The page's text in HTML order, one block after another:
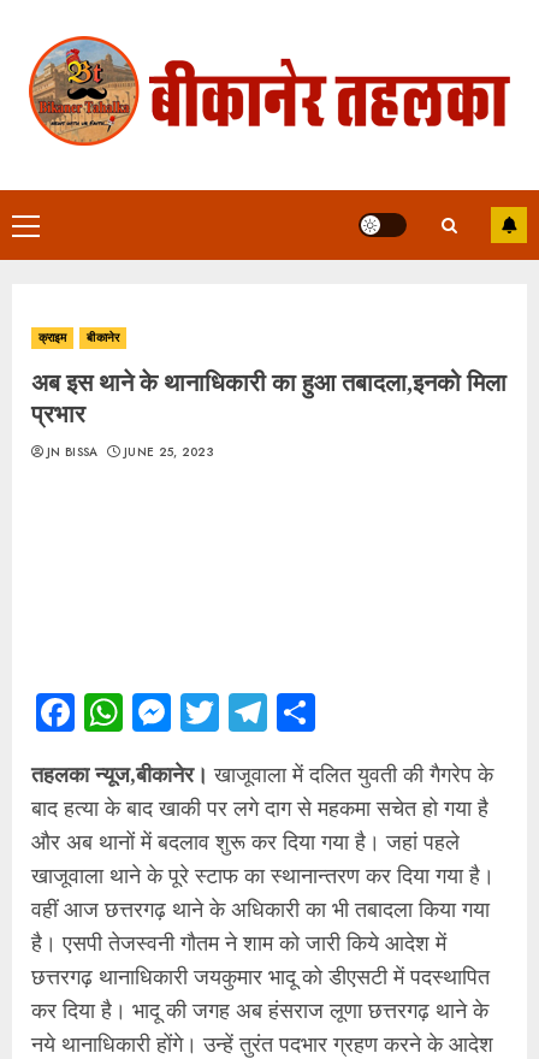
content
Primary
Menu
क्राइम बीकानेर
अब इस थाने के थानाधिकारी का हुआ तबादला,इनको मिला
प्रभार
JN BISSA JUNE 25, 2023
Facebook
WhatsApp
Messenger
TwitterTelegram
तहलका न्यूज,बीकानेर। खाजूवाला में दलित युवती की गैगरेप के
बाद हत्या के बाद खाकी पर लगे दाग से महकमा सचेत हो गया है
और अब थानों में बदलाव शुरू कर दिया गया है। जहां पहले
खाजूवाला थाने के पूरे स्टाफ का स्थानान्तरण कर दिया गया है।
वहीं आज छत्तरगढ़ थाने के अधिकारी का भी तबादला किया गया
है। एसपी तेजस्वनी गौतम ने शाम को जारी किये आदेश में
छत्तरगढ़ थानाधिकारी जयकुमार भादू को डीएसटी में पदस्थापित
कर दिया है। भादू की जगह अब हंसराज लूणा छत्तरगढ़ थाने के
नये थानाधिकारी होंगे। उन्हें तुरंत पदभार ग्रहण करने के आदेश